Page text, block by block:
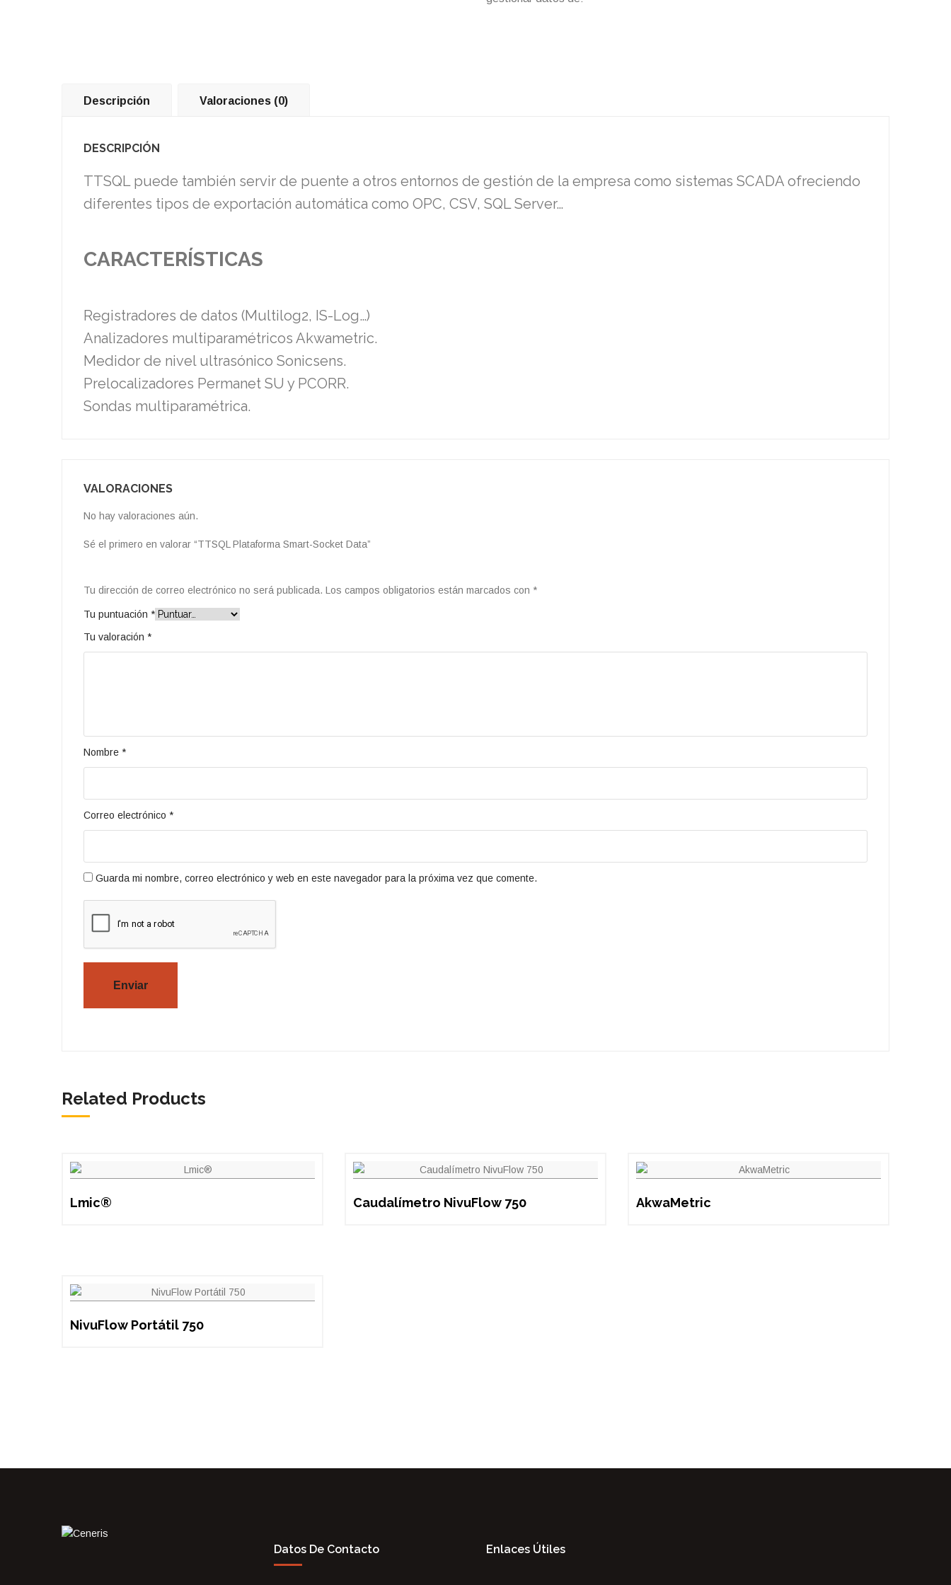
Descripción Valoraciones (0)
DESCRIPCIÓN
TTSQL puede también servir de puente a otros entornos de gestión de la empresa como sistemas SCADA ofreciendo
diferentes tipos de exportación automática como OPC, CSV, SQL Server…
CARACTERÍSTICAS
Registradores de datos (Multilog2, IS-Log…)
Analizadores multiparamétricos Akwametric.
Medidor de nivel ultrasónico Sonicsens.
Prelocalizadores Permanet SU y PCORR.
Sondas multiparamétrica.
VALORACIONES
No hay valoraciones aún.
Sé el primero en valorar “TTSQL Plataforma Smart-Socket Data”
Tu dirección de correo electrónico no será publicada. Los campos obligatorios están marcados con *
Tu puntuación *
Tu valoración *
Nombre *
Correo electrónico *
Guarda mi nombre, correo electrónico y web en este navegador para la próxima vez que comente.
Related Products
Lmic® Caudalímetro NivuFlow 750 AkwaMetric
NivuFlow Portátil 750
Datos De Contacto Enlaces Útiles